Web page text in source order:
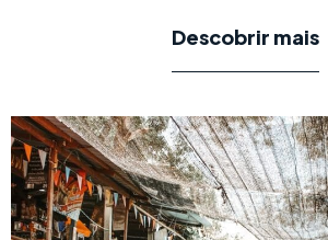
Descobrir mais